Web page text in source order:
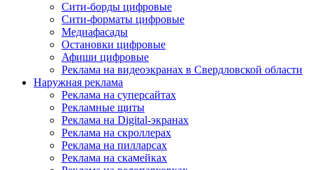
Сити-борды цифровые
Сити-форматы цифровые
Медиафасады
Остановки цифровые
Афиши цифровые
Реклама на видеоэкранах в Свердловской области
Наружная реклама
Реклама на суперсайтах
Рекламные щиты
Реклама на Digital-экранах
Реклама на скроллерах
Реклама на пилларсах
Реклама на скамейках